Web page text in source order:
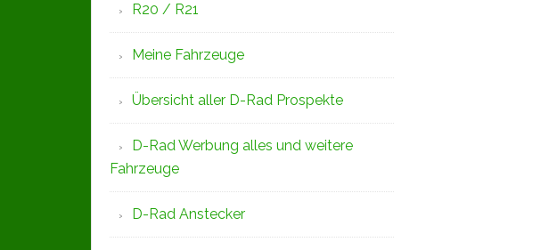
R20 / R21
Meine Fahrzeuge
Übersicht aller D-Rad Prospekte
D-Rad Werbung alles und weitere
Fahrzeuge
D-Rad Anstecker